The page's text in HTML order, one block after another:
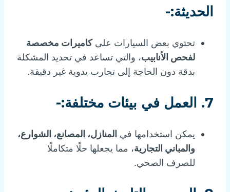
الحديثة:-
تحتوي بعض السيارات علىكاميرات مخصصة
لفحص الأنابيب، والتي تساعد في تحديد المشكلة
بدقة دون الحاجة إلى تجارب يدوية غير دقيقة.
7. العمل في بيئات مختلفة:-
يمكن استخدامها في المنازل، المصانع، الشوارع،
والمباني التجارية، مما يجعلها حلًا متكاملًا
للصرف الصحي.